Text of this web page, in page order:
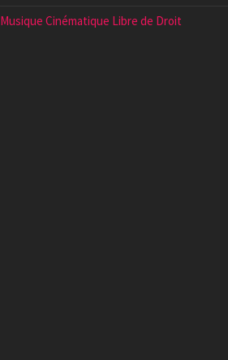
Musique Cinématique Libre de Droit